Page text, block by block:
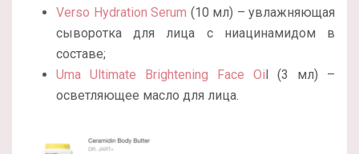
Verso Hydration Serum (10 мл) – увлажняющая
сыворотка для лица с ниацинамидом в
составе;
Uma Ultimate Brightening Face Oil (3 мл) –
осветляющее масло для лица.